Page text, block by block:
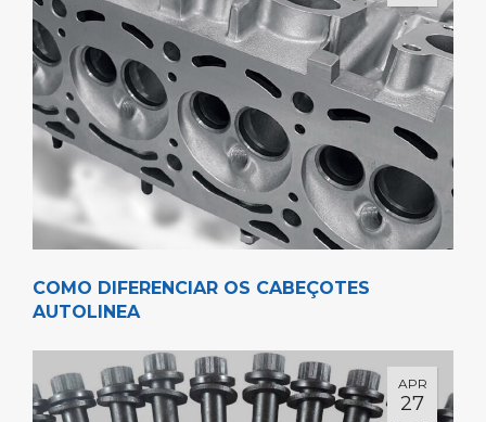
COMO DIFERENCIAR OS CABEÇOTES
AUTOLINEA
APR
27